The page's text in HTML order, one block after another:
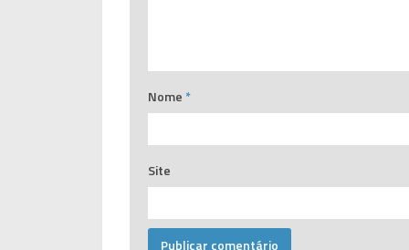
Nome *
Site